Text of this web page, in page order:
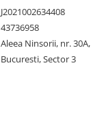
J2021002634408
43736958
Aleea Ninsorii, nr.
Bucuresti, Sector 3